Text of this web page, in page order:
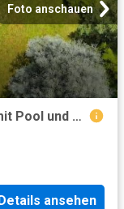
Foto anschauen
Wunderschönes Familienanwesen mit Pool und grosszügigem Grundstück
ansehen